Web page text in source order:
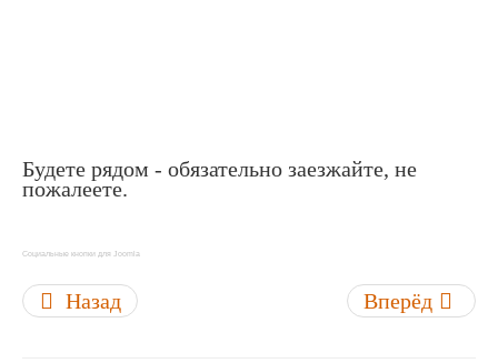
Будете рядом - обязательно заезжайте, не
пожалеете.
Социальные кнопки для Joomla
Назад Вперёд